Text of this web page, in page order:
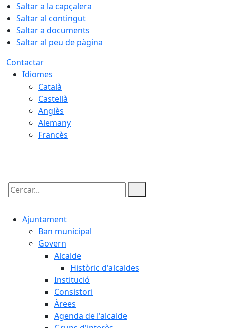
Saltar a la capçalera
Saltar al contingut
Saltar a documents
Saltar al peu de pàgina
Contactar
Idiomes
Català
Castellà
Anglès
Alemany
Francès
Cercar:
Ajuntament
Ban municipal
Govern
Alcalde
Històric d'alcaldes
Institució
Consistori
Àrees
Agenda de l'alcalde